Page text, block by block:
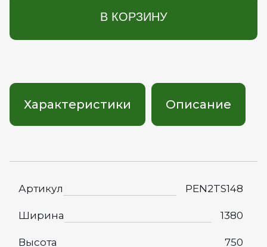
В КОРЗИНУ
Характеристики Описание
Артикул PEN2TS148
Ширина 1380
Высота 750